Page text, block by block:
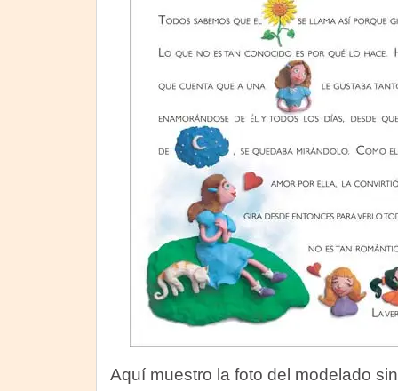
Aquí muestro la foto del modelado